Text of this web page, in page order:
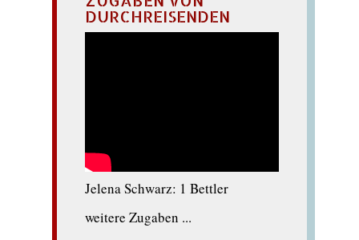
DURCHREISENDEN
Jelena Schwarz: 1 Bettler
weitere Zugaben ...